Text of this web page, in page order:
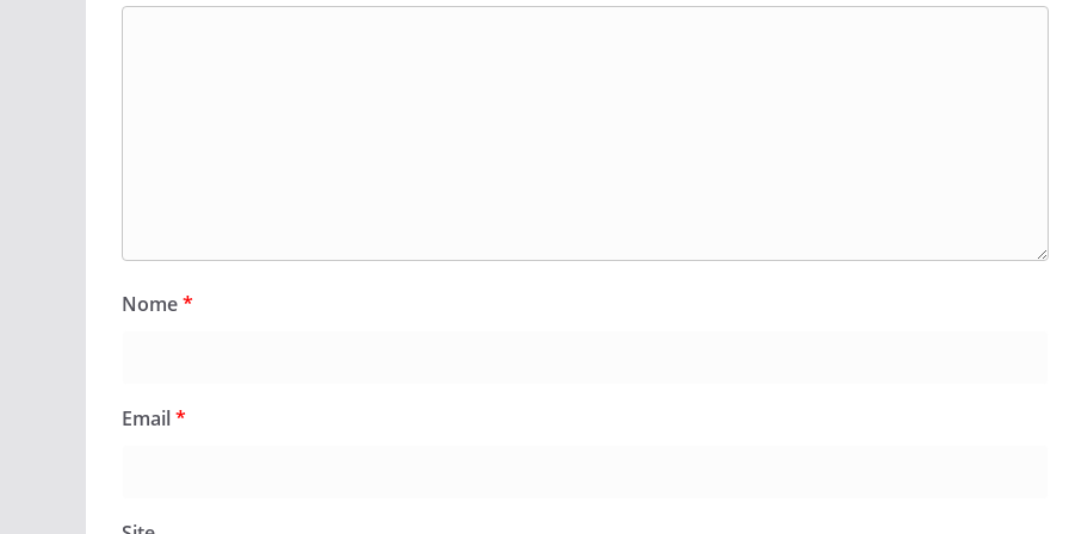
Nome*
Email*